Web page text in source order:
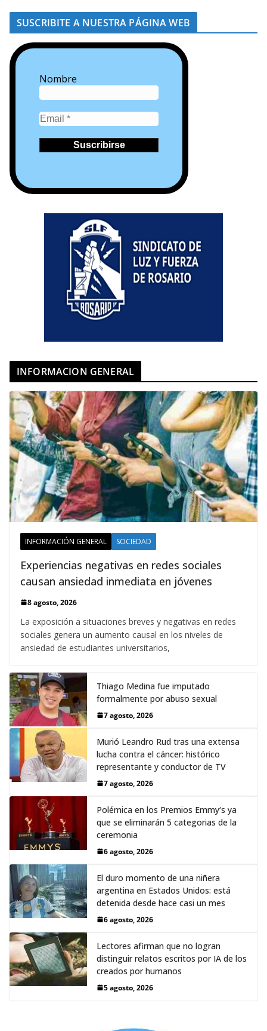
SUSCRIBITE A NUESTRA PÁGINA WEB
Nombre
INFORMACION GENERAL
INFORMACIÓN GENERAL SOCIEDAD
Experiencias negativas en redes sociales
causan ansiedad inmediata en jóvenes
8 agosto, 2026
La exposición a situaciones breves y negativas en redes
sociales genera un aumento causal en los niveles de
ansiedad de estudiantes universitarios,
Thiago Medina fue imputado
formalmente por abuso sexual
7 agosto, 2026
Murió Leandro Rud tras una extensa
lucha contra el cáncer: histórico
representante y conductor de TV
7 agosto, 2026
Polémica en los Premios Emmy‘s ya
que se eliminarán 5 categorias de la
ceremonia
6 agosto, 2026
El duro momento de una niñera
argentina en Estados Unidos: está
detenida desde hace casi un mes
6 agosto, 2026
Lectores afirman que no logran
distinguir relatos escritos por IA de los
creados por humanos
5 agosto, 2026